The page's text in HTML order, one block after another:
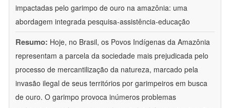
impactadas pelo garimpo de ouro na amazônia: uma
abordagem integrada pesquisa-assistência-educação
Resumo: Hoje, no Brasil, os Povos Indígenas da Amazônia
representam a parcela da sociedade mais prejudicada pelo
processo de mercantilização da natureza, marcado pela
invasão ilegal de seus territórios por garimpeiros em busca
de ouro. O garimpo provoca inúmeros problemas